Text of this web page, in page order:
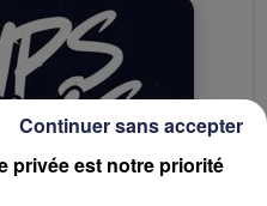
privée est notre priorité
Continuer sans accepter